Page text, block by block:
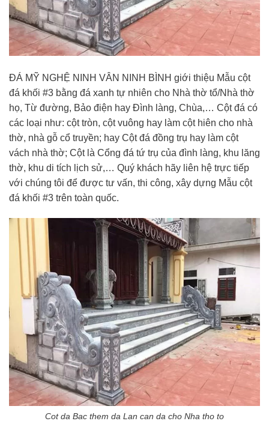
ĐÁ MỸ NGHỆ NINH VÂN NINH BÌNH giới thiệu Mẫu cột
đá khối #3 bằng đá xanh tự nhiên cho Nhà thờ tổ/Nhà thờ
họ, Từ đường, Bảo điện hay Đình làng, Chùa,… Cột đá có
các loại như: cột tròn, cột vuông hay làm cột hiên cho nhà
thờ, nhà gỗ cổ truyền; hay Cột đá đồng trụ hay làm cột
vách nhà thờ; Cột là Cổng đá tứ trụ của đình làng, khu lăng
thờ, khu di tích lịch sử,… Quý khách hãy liên hệ trực tiếp
với chúng tôi để được tư vấn, thi công, xây dựng Mẫu cột
đá khối #3 trên toàn quốc.
Cot da Bac them da Lan can da cho Nha tho to